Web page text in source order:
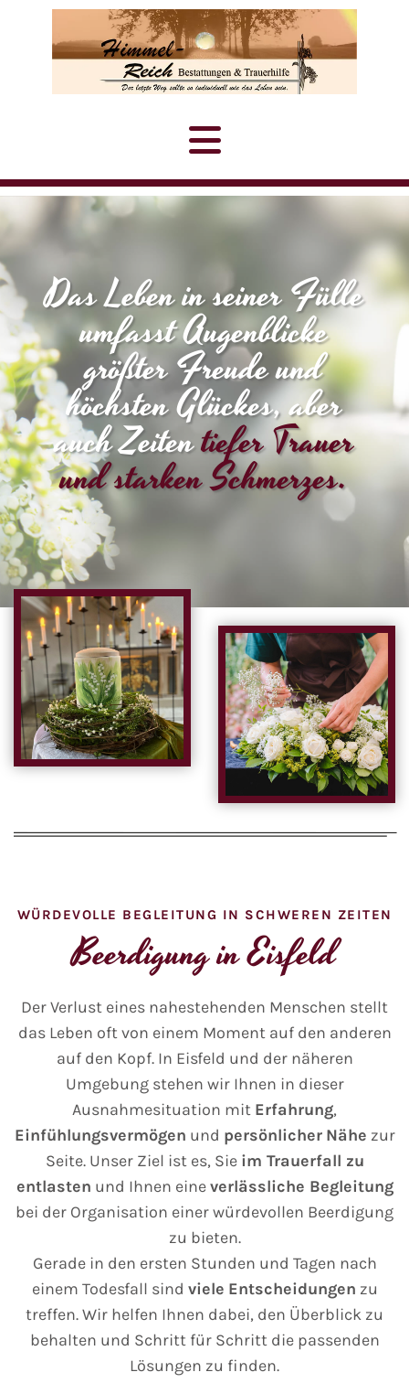
Das Leben in seiner Fülle
umfasst Augenblicke
größter Freude und
höchsten Glückes, aber
auch Zeitentiefer Trauer
und starken Schmerzes.
WÜRDEVOLLE BEGLEITUNG IN SCHWEREN ZEITEN
Beerdigung in Eisfeld
Der Verlust eines nahestehenden Menschen stellt
das Leben oft von einem Moment auf den anderen
auf den Kopf. In Eisfeld und der näheren
Umgebung stehen wir Ihnen in dieser
Ausnahmesituation mit Erfahrung,
Einfühlungsvermögen und persönlicher Nähe zur
Seite. Unser Ziel ist es, Sie im Trauerfall zu
entlasten und Ihnen eineverlässliche Begleitung
bei der Organisation einer würdevollen Beerdigung
zu bieten.
Gerade in den ersten Stunden und Tagen nach
einem Todesfall sind viele Entscheidungen zu
treffen. Wir helfen Ihnen dabei, den Überblick zu
behalten und Schritt für Schritt die passenden
Lösungen zu finden.